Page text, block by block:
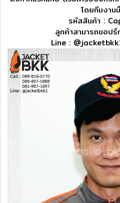
โดยทีมงาน
รหัสสินค้า :
ลูกค้าสามารถขอปรึ
Line :